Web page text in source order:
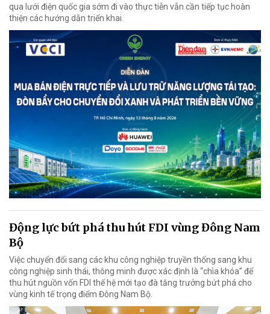
qua lưới điện quốc gia sớm đi vào thực tiễn vẫn cần tiếp tục hoàn
thiện các hướng dẫn triển khai.
Động lực bứt phá thu hút FDI vùng Đông Nam
Bộ
Việc chuyển đổi sang các khu công nghiệp truyền thống sang khu
công nghiệp sinh thái, thông minh được xác định là “chìa khóa” để
thu hút nguồn vốn FDI thế hệ mới tạo đà tăng trưởng bứt phá cho
vùng kinh tế trọng điểm Đông Nam Bộ.